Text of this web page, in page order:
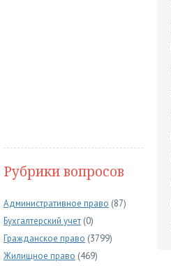
Рубрики вопросов
Административное право (87)
Бухгалтерский учет (0)
Гражданское право (3799)
Жилищное право (469)